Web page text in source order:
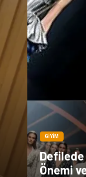
GIYIM
Defilede
Önemi